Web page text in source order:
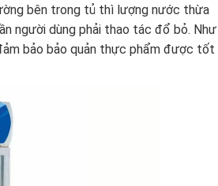
bên trong tủ thì lượng nước thừa
người dùng phải thao tác đổ bỏ. Như
bảo bảo quản thực phẩm được tốt